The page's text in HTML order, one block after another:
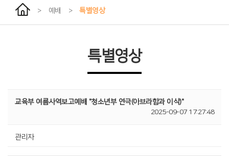
> 예배 > 특별영상
특별영상
교육부 여름사역보고예배 "청소년부 연극(아브라함과 이삭)"
2025-09-07 17:27:48
관리자